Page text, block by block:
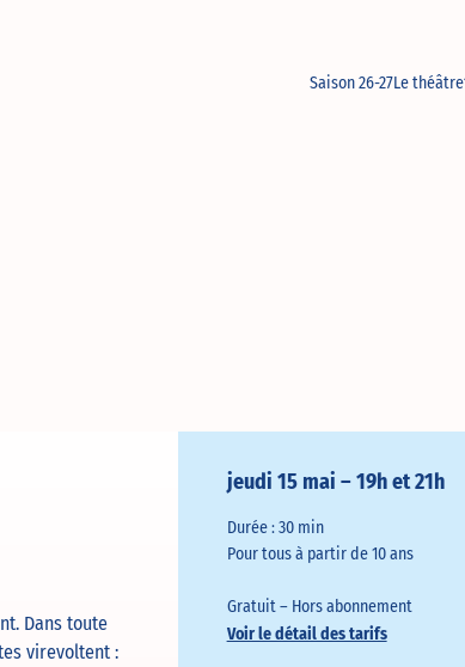
Saison 26-27Le théâtre
jeudi 15 mai – 19h et 21h
Durée : 30 min
Pour tous à partir de 10 ans
Gratuit – Hors abonnement
Voir le détail des tarifs
Dans toute
virevoltent :